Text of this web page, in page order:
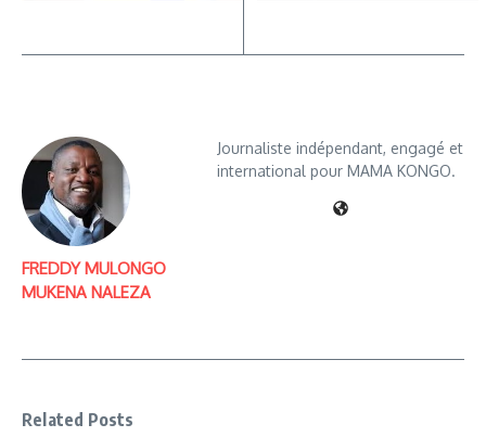
FREDDY MULONGO
MUKENA NALEZA
Journaliste indépendant, engagé et
international pour MAMA KONGO.
Related Posts